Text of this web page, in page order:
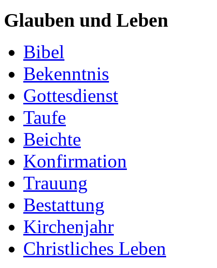
Glauben und Leben
Bibel
Bekenntnis
Gottesdienst
Taufe
Beichte
Konfirmation
Trauung
Bestattung
Kirchenjahr
Christliches Leben